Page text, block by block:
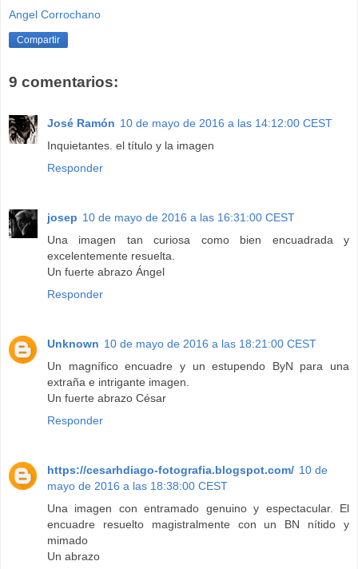
Angel Corrochano
Compartir
9 comentarios:
José Ramón 10 de mayo de 2016 a las 14:12:00 CEST
Inquietantes. el título y la imagen
Responder
josep 10 de mayo de 2016 a las 16:31:00 CEST
Una imagen tan curiosa como bien encuadrada y
excelentemente resuelta.
Un fuerte abrazo Ángel
Responder
Unknown 10 de mayo de 2016 a las 18:21:00 CEST
Un magnífico encuadre y un estupendo ByN para una
extraña e intrigante imagen.
Un fuerte abrazo César
Responder
https://cesarhdiago-fotografia.blogspot.com/ 10 de
mayo de 2016 a las 18:38:00 CEST
Una imagen con entramado genuino y espectacular. El
encuadre resuelto magistralmente con un BN nítido y
mimado
Un abrazo